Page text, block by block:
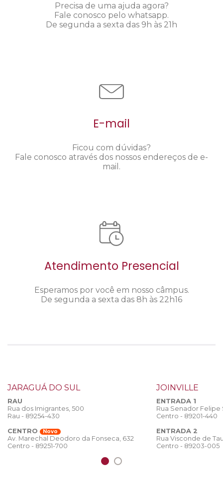
Precisa de uma ajuda agora?
Fale conosco pelo whatsapp.
De segunda a sexta das 9h às 21h
E-mail
Ficou com dúvidas?
Fale conosco através dos nossos endereços de e-
mail.
Atendimento Presencial
Esperamos por você em nosso câmpus.
De segunda a sexta das 8h às 22h16
JARAGUÁ DO SUL
RAU
Rua dos Imigrantes, 500
Rau - 89254-430
CENTRO
Novo
Av. Marechal Deodoro da Fonseca, 632
Centro - 89251-700
JOINVILLE
ENTRADA 1
Rua Senador
Centro - 89201-440
ENTRADA 2
Rua Visconde de
Centro - 89203-005